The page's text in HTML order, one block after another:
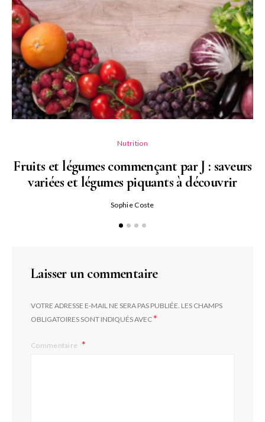
Nutrition
Fruits et légumes commençant par J : saveurs
variées et légumes piquants à découvrir
Sophie Coste
Laisser un commentaire
VOTRE ADRESSE E-MAIL NE SERA PAS PUBLIÉE. LES CHAMPS
OBLIGATOIRES SONT INDIQUÉS AVEC*
Commentaire